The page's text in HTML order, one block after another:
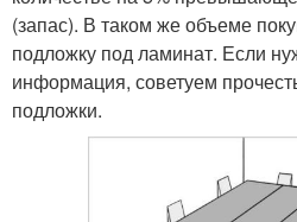
(запас). В таком же объеме
подложку под ламинат. Если
информация, советуем
подложки.